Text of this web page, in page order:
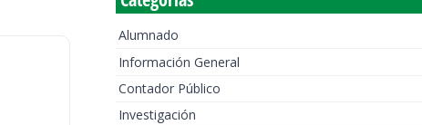
Alumnado
Información General
Contador Público
Investigación